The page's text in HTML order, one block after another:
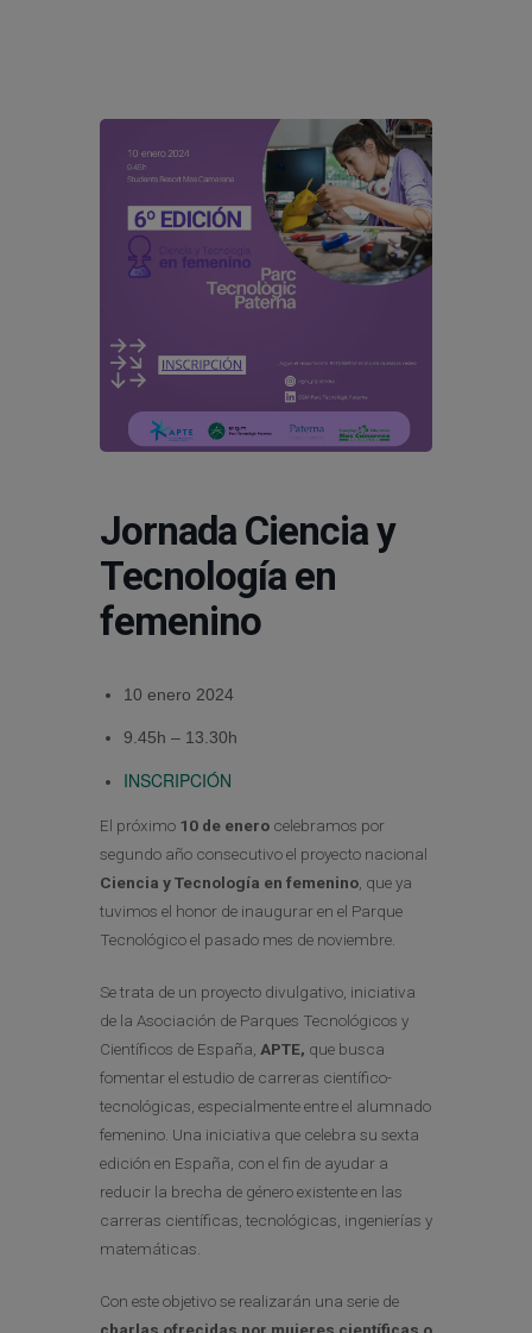
Jornada Ciencia y
Tecnología en
femenino
10 enero 2024
9.45h – 13.30h
INSCRIPCIÓN
El próximo 10 de enero celebramos por
segundo año consecutivo el proyecto nacional
Ciencia y Tecnología en femenino , que ya
tuvimos el honor de inaugurar en el Parque
Tecnológico el pasado mes de noviembre.
Se trata de un proyecto divulgativo, iniciativa
de la Asociación de Parques Tecnológicos y
Científicos de España, APTE, que busca
fomentar el estudio de carreras científico-
tecnológicas, especialmente entre el alumnado
femenino. Una iniciativa que celebra su sexta
edición en España, con el fin de ayudar a
reducir la brecha de género existente en las
carreras científicas, tecnológicas, ingenierías y
matemáticas.
Con este objetivo se realizarán una serie de
charlas ofrecidas por mujeres científicas o